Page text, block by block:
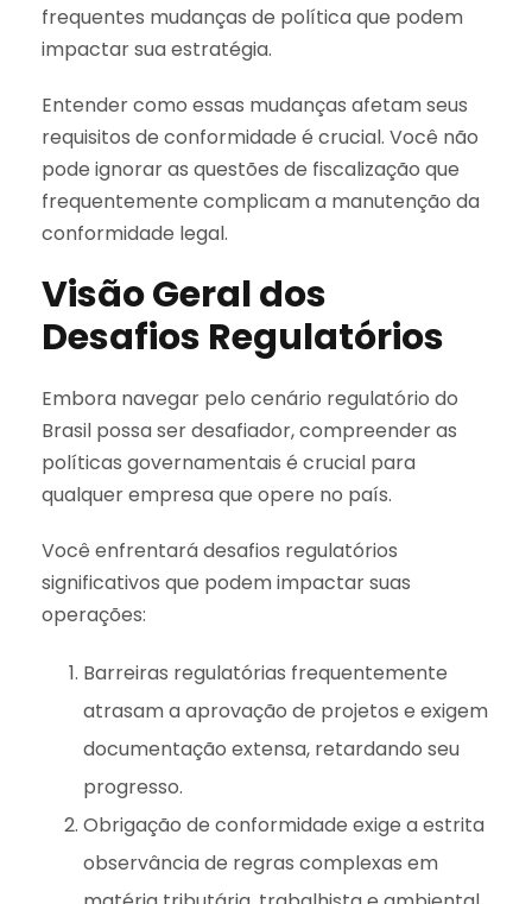
frequentes mudanças de política que podem
impactar sua estratégia.
Entender como essas mudanças afetam seus
requisitos de conformidade é crucial. Você não
pode ignorar as questões de fiscalização que
frequentemente complicam a manutenção da
conformidade legal.
Visão Geral dos
Desafios Regulatórios
Embora navegar pelo cenário regulatório do
Brasil possa ser desafiador, compreender as
políticas governamentais é crucial para
qualquer empresa que opere no país.
Você enfrentará desafios regulatórios
significativos que podem impactar suas
operações:
Barreiras regulatórias frequentemente
atrasam a aprovação de projetos e exigem
documentação extensa, retardando seu
progresso.
Obrigação de conformidade exige a estrita
observância de regras complexas em